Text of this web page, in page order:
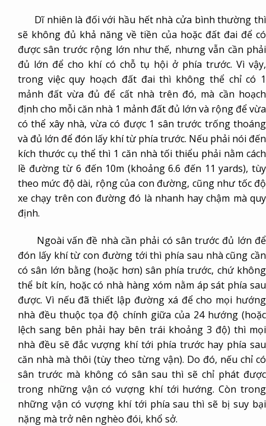
Dĩ nhiên là đối với hầu hết nhà cửa bình thường thì
sẽ không đủ khả năng về tiền của hoặc đất đai để có
được sân trước rộng lớn như thế, nhưng vẫn cần phải
đủ lớn để cho khí có chỗ tụ hội ở phía trước. Vì vậy,
trong việc quy hoạch đất đai thì không thể chỉ có 1
mảnh đất vừa đủ để cất nhà trên đó, mà cần hoạch
định cho mỗi căn nhà 1 mảnh đất đủ lớn và rộng để vừa
có thể xây nhà, vừa có được 1 sân trước trống thoáng
và đủ lớn để đón lấy khí từ phía trước. Nếu phải nói đến
kích thước cụ thể thì 1 căn nhà tối thiểu phải nằm cách
lề đường từ 6 đến 10m (khoảng 6.6 đến 11 yards), tùy
theo mức độ dài, rộng của con đường, cũng như tốc độ
xe chạy trên con đường đó là nhanh hay chậm mà quy
định.
Ngoài vấn đề nhà cần phải có sân trước đủ lớn để
đón lấy khí từ con đường tới thì phía sau nhà cũng cần
có sân lớn bằng (hoặc hơn) sân phía trước, chứ không
thể bít kín, hoặc có nhà hàng xóm nằm áp sát phía sau
được. Vì nếu đã thiết lập đường xá để cho mọi hướng
nhà đều thuộc tọa độ chính giữa của 24 hướng (hoặc
lệch sang bên phải hay bên trái khoảng 3 độ) thì mọi
nhà đều sẽ đắc vượng khí tới phía trước hay phía sau
căn nhà mà thôi (tùy theo từng vận). Do đó, nếu chỉ có
sân trước mà không có sân sau thì sẽ chỉ phát được
trong những vận có vượng khí tới hướng. Còn trong
những vận có vượng khí tới phía sau thì sẽ bị suy bại
nặng mà trở nên nghèo đói, khổ sở.